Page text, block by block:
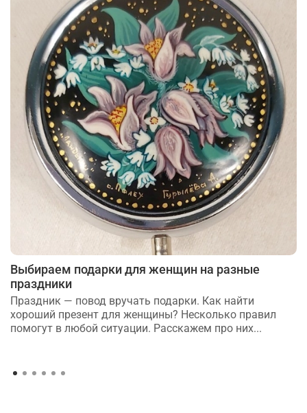
Выбираем подарки для женщин на разные
праздники
Праздник — повод вручать подарки. Как найти
хороший презент для женщины? Несколько правил
помогут в любой ситуации. Расскажем про них...